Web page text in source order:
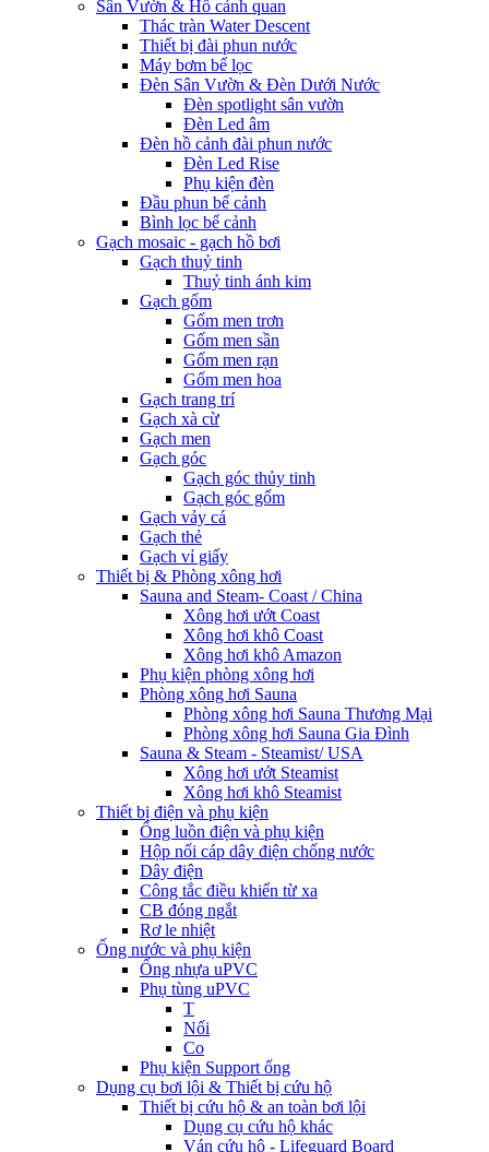
Sân Vườn & Hồ cảnh quan
Thác tràn Water Descent
Thiết bị đài phun nước
Máy bơm bể lọc
Đèn Sân Vườn & Đèn Dưới Nước
Đèn spotlight sân vườn
Đèn Led âm
Đèn hồ cảnh đài phun nước
Đèn Led Rise
Phụ kiện đèn
Đầu phun bể cảnh
Bình lọc bể cảnh
Gạch mosaic - gạch hồ bơi
Gạch thuỷ tinh
Thuỷ tinh ánh kim
Gạch gốm
Gốm men trơn
Gốm men sần
Gốm men rạn
Gốm men hoa
Gạch trang trí
Gạch xà cừ
Gạch men
Gạch góc
Gạch góc thủy tinh
Gạch góc gốm
Gạch vảy cá
Gạch thẻ
Gạch vỉ giấy
Thiết bị & Phòng xông hơi
Sauna and Steam- Coast / China
Xông hơi ướt Coast
Xông hơi khô Coast
Xông hơi khô Amazon
Phụ kiện phòng xông hơi
Phòng xông hơi Sauna
Phòng xông hơi Sauna Thương Mại
Phòng xông hơi Sauna Gia Đình
Sauna & Steam - Steamist/ USA
Xông hơi ướt Steamist
Xông hơi khô Steamist
Thiết bị điện và phụ kiện
Ống luồn điện và phụ kiện
Hộp nối cáp dây điện chống nước
Dây điện
Công tắc điều khiển từ xa
CB đóng ngắt
Rơ le nhiệt
Ống nước và phụ kiện
Ống nhựa uPVC
Phụ tùng uPVC
T
Nối
Co
Phụ kiện Support ống
Dụng cụ bơi lội & Thiết bị cứu hộ
Thiết bị cứu hộ & an toàn bơi lội
Dụng cụ cứu hộ khác
Ván cứu hộ - Lifeguard Board